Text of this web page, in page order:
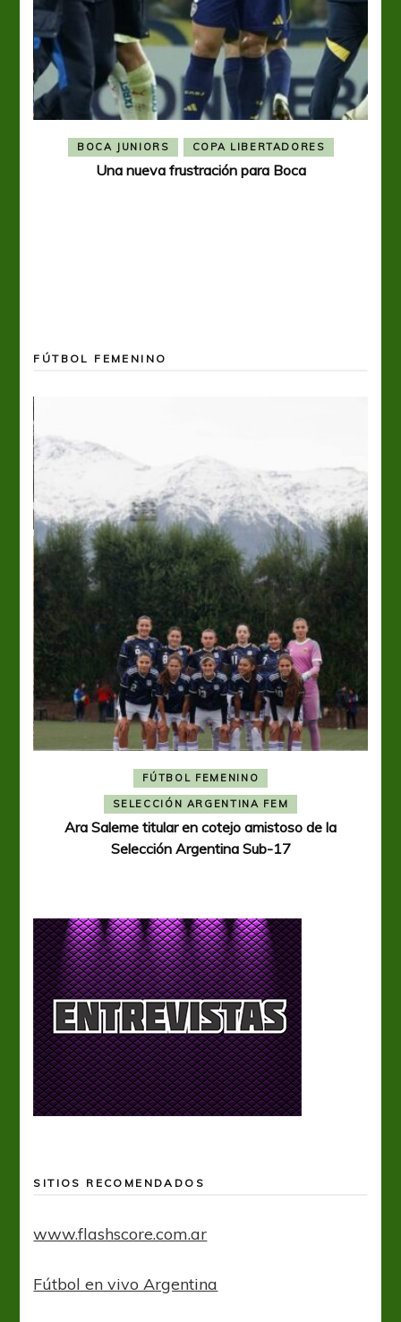
BOCA JUNIORS COPA LIBERTADORES
Una nueva frustración para Boca
FÚTBOL FEMENINO
FÚTBOL FEMENINO
SELECCIÓN ARGENTINA FEM
Ara Saleme titular en cotejo amistoso de la
Selección Argentina Sub-17
SITIOS RECOMENDADOS
www.flashscore.com.ar
Fútbol en vivo Argentina